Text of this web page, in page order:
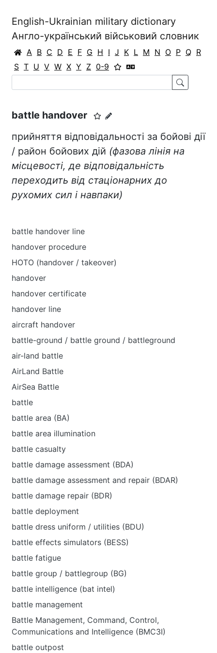
English-Ukrainian military dictionary
Англо-український військовий словник
A B C D E F G H I J K L M N O P Q R
S T U V W X Y Z 0-9
battle handover
прийняття відповідальності за бойові дії
/ район бойових дій (фазова лінія на
місцевості, де відповідальність
переходить від стаціонарних до
рухомих сил і навпаки)
battle handover line
handover procedure
HOTO (handover / takeover)
handover
handover certificate
handover line
aircraft handover
battle-ground / battle ground / battleground
air-land battle
AirLand Battle
AirSea Battle
battle
battle area (BA)
battle area illumination
battle casualty
battle damage assessment (BDA)
battle damage assessment and repair (BDAR)
battle damage repair (BDR)
battle deployment
battle dress uniform / utilities (BDU)
battle effects simulators (BESS)
battle fatigue
battle group / battlegroup (BG)
battle intelligence (bat intel)
battle management
Battle Management, Command, Control,
Communications and Intelligence (BMC3I)
battle outpost